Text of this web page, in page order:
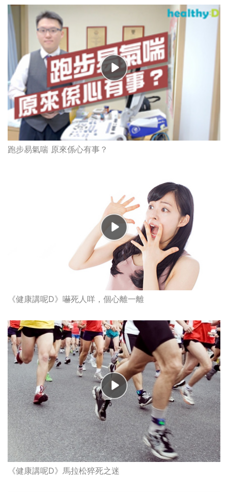
跑步易氣喘 原來係心有事？
《健康講呢D》嚇死人咩，個心離一離
《健康講呢D》馬拉松猝死之迷